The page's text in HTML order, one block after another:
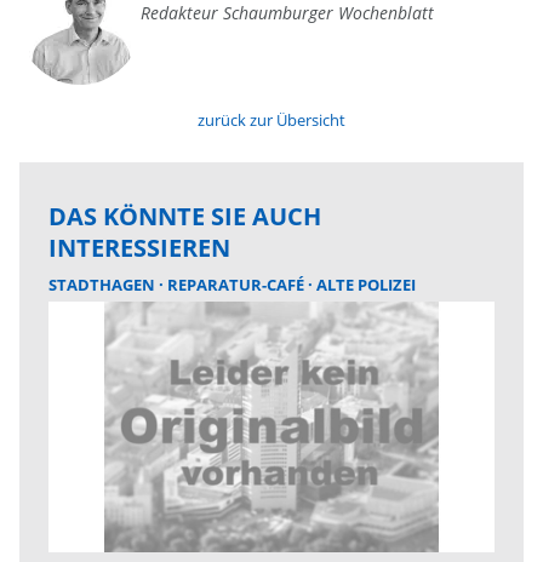
Redakteur Schaumburger Wochenblatt
zurück zur Übersicht
DAS KÖNNTE SIE AUCH
INTERESSIEREN
STADTHAGEN REPARATUR-CAFÉ ALTE POLIZEI